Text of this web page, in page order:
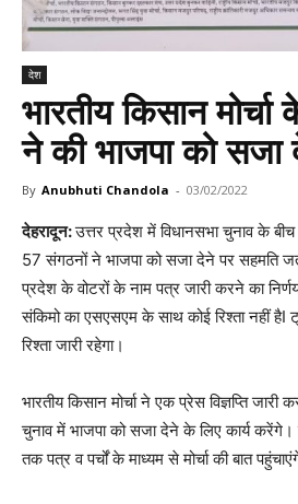
देश
भारतीय किसान
ने की भाजपा को सजा
By Anubhuti Chandola - 03/02/2022
देहरादून:उत्तर प्रदेश में विधानसभा चुनाव के बीच
57 संगठनों ने भाजपा को सजा देने पर सहमति
प्रदेश के वोटरों के नाम पत्र जारी करने का
संकिमो का एसएसएम के साथ कोई रिश्ता नहीं
रिश्ता जारी रहेगा।
भारतीय किसान मोर्चा ने एक प्रेस विज्ञप्ति
चुनाव में भाजपा को सजा देने के लिए कार्य
तक पत्र व पर्चों के माध्यम से मोर्चा की बात